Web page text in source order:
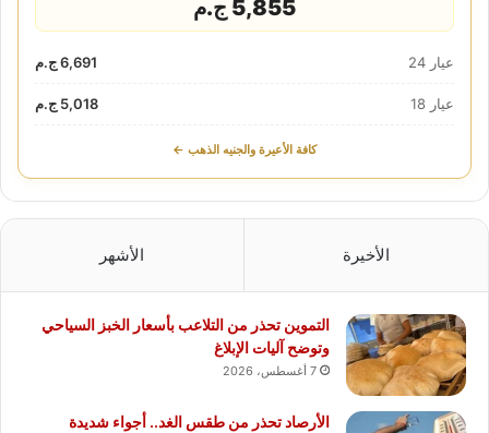
5,855 ج.م
عيار 24 6,691 ج.م
عيار 18 5,018 ج.م
كافة الأعيرة والجنيه الذهب ←
الأخيرة الأشهر
التموين تحذر من التلاعب بأسعار الخبز السياحي
وتوضح آليات الإبلاغ
7 أغسطس، 2026
الأرصاد تحذر من طقس الغد.. أجواء شديدة